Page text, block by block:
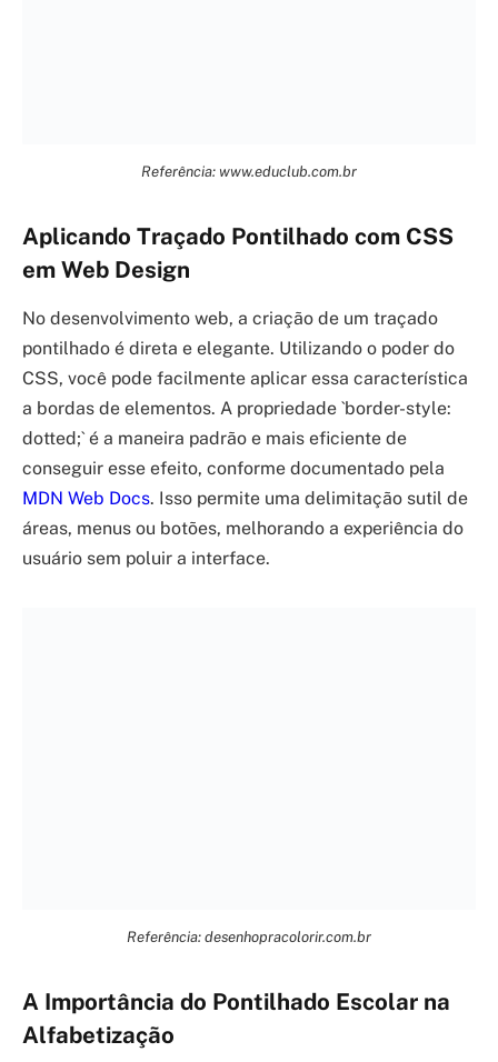
Referência: www.educlub.com.br
Aplicando Traçado Pontilhado com CSS
em Web Design
No desenvolvimento web, a criação de um traçado
pontilhado é direta e elegante. Utilizando o poder do
CSS, você pode facilmente aplicar essa característica
a bordas de elementos. A propriedade `border-style:
dotted;` é a maneira padrão e mais eficiente de
conseguir esse efeito, conforme documentado pela
MDN Web Docs. Isso permite uma delimitação sutil de
áreas, menus ou botões, melhorando a experiência do
usuário sem poluir a interface.
Referência: desenhopracolorir.com.br
A Importância do Pontilhado Escolar na
Alfabetização